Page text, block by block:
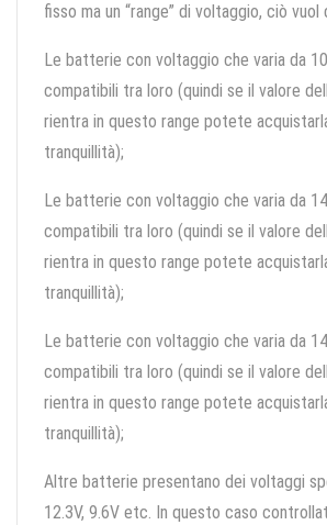
fisso ma un “range” di voltaggio, ciò vuol
Le batterie con voltaggio che varia da
compatibili tra loro (quindi se il valore
rientra in questo range potete
tranquillità);
Le batterie con voltaggio che varia da
compatibili tra loro (quindi se il valore
rientra in questo range potete
tranquillità);
Le batterie con voltaggio che varia da
compatibili tra loro (quindi se il valore
rientra in questo range potete
tranquillità);
Altre batterie presentano dei voltaggi
12.3V, 9.6V etc. In questo caso